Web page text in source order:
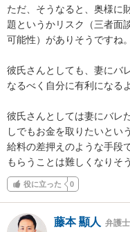
ただ、そうなると、奥様に
題というかリスク（三者面
可能性）がありそうですね。
彼氏さんとしても、妻にバ
なるべく自分に有利になる
彼氏さんとしては妻にバレ
しでもお金を取りたいとい
給料の差押えのような手段
もらうことは難しくなりそ
役に立った 0
藤本 顯人 弁護士